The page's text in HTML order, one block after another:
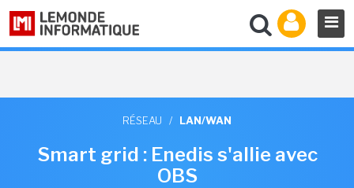
RÉSEAU / LAN/WAN
Smart grid : Enedis s'allie avec
OBS